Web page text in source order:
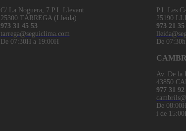
C/ La Noguera, 7 P.I. Llevant
25300 TÀRREGA (Lleida)
973 31 45 53
tarrega@seguiclima.com
De 07:30H a 19:00H
P.I. Les
25190
973 21 35
De
Av. De la
43850
977 31 92
De
i de